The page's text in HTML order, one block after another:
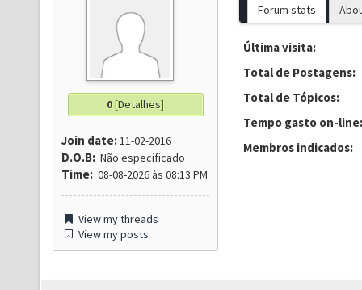
0[Detalhes]
Join date:11-02-2016
D.O.B: Não especificado
Time: 08-08-2026 às 08:13 PM
View my threads
View my posts
Forum stats
Última visita:
Total de Postagens:
Total de Tópicos:
Tempo gasto on-line:
Membros indicados: